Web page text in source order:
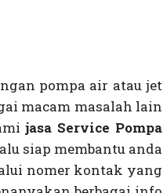
pompa air atau jet
macam masalah lain
jasa Service Pompa
siap membantu anda
nomer kontak yang